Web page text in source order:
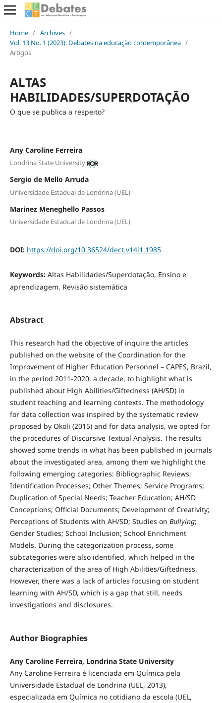
Home / Archives /
Vol. 13 No. 1 (2023): Debates na educação contemporânea /
Artigos
ALTAS
HABILIDADES/SUPERDOTAÇÃO
O que se publica a respeito?
Any Caroline Ferreira
Londrina State University
Sergio de Mello Arruda
Universidade Estadual de Londrina (UEL)
Marinez Meneghello Passos
Universidade Estadual de Londrina (UEL)
DOI: https://doi.org/10.36524/dect.v14i1.1985
Keywords: Altas Habilidades/Superdotação, Ensino e
aprendizagem, Revisão sistemática
Abstract
This research had the objective of inquire the articles
published on the website of the Coordination for the
Improvement of Higher Education Personnel – CAPES, Brazil,
in the period 2011-2020, a decade, to highlight what is
published about High Abilities/Giftedness (AH/SD) in
student teaching and learning contexts. The methodology
for data collection was inspired by the systematic review
proposed by Okoli (2015) and for data analysis, we opted for
the procedures of Discursive Textual Analysis. The results
showed some trends in what has been published in journals
about the investigated area, among them we highlight the
following emerging categories: Bibliographic Reviews;
Identification Processes; Other Themes; Service Programs;
Duplication of Special Needs; Teacher Education; AH/SD
Conceptions; Official Documents; Development of Creativity;
Perceptions of Students with AH/SD; Studies on Bullying;
Gender Studies; School Inclusion; School Enrichment
Models. During the categorization process, some
subcategories were also identified, which helped in the
characterization of the area of High Abilities/Giftedness.
However, there was a lack of articles focusing on student
learning with AH/SD, which is a gap that still, needs
investigations and disclosures.
Author Biographies
Any Caroline Ferreira, Londrina State University
Any Caroline Ferreira é licenciada em Química pela
Universidade Estadual de Londrina (UEL, 2013),
especializada em Química no cotidiano da escola (UEL,